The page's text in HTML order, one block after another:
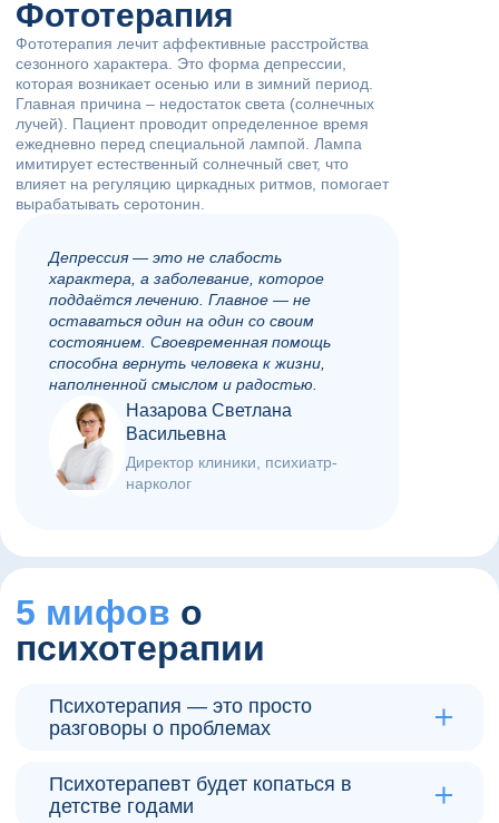
Фототерапия
Фототерапия лечит аффективные расстройства
сезонного характера. Это форма депрессии,
которая возникает осенью или в зимний период.
Главная причина – недостаток света (солнечных
лучей). Пациент проводит определенное время
ежедневно перед специальной лампой. Лампа
имитирует естественный солнечный свет, что
влияет на регуляцию циркадных ритмов, помогает
вырабатывать серотонин.
Депрессия — это не слабость
характера, а заболевание, которое
поддаётся лечению. Главное — не
оставаться один на один со своим
состоянием. Своевременная помощь
способна вернуть человека к жизни,
наполненной смыслом и радостью.
Назарова Светлана
Васильевна
Директор клиники, психиатр-
нарколог
5 мифов о
психотерапии
Психотерапия — это просто
разговоры о проблемах
Психотерапевт будет копаться в
детстве годами